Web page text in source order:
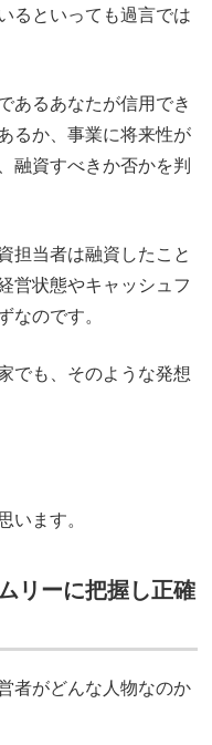
るといっても過言では
あるあなたが信用でき
るか、事業に将来性が
融資すべきか否かを判
担当者は融資したこと
営状態やキャッシュフ
なのです。
でも、そのような発想
います。
リーに把握し正確
者がどんな人物なのか